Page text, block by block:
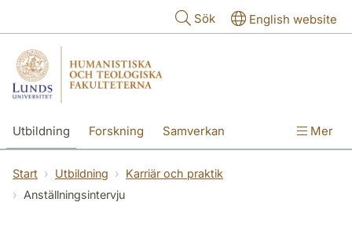
Sök English website
Utbildning Forskning Samverkan Mer
Start Utbildning
Karriär och praktik
Anställningsintervju